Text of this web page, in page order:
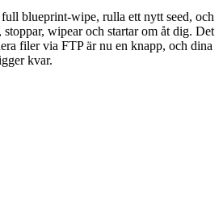
blueprint-wipe, rulla ett nytt seed, och
stoppar, wipear och startar om åt dig. Det
filer via FTP är nu en knapp, och dina
kvar.